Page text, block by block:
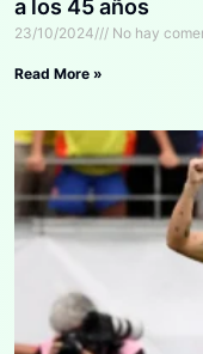
a los 45 años
23/10/2024 No hay
Read More »